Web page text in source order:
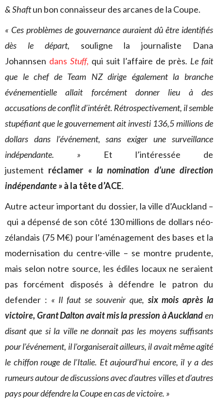
& Shaftun bon connaisseur des arcanes de la Coupe.
« Ces problèmes de gouvernance auraient dû être identifiés
dès le départ, souligne la journaliste Dana
Johannsen dans Stuff, qui suit l’affaire de près. Le fait
que le chef de Team NZ dirige également la branche
événementielle allait forcément donner lieu à des
accusations de conflit d’intérêt. Rétrospectivement, il semble
stupéfiant que le gouvernement ait investi 136,5 millions de
dollars dans l’événement, sans exiger une surveillance
indépendante. » Et l’intéressée de
justement réclamer « la nomination d’une direction
indépendante »à la tête d’ACE.
Autre acteur important du dossier, la ville d’Auckland –
qui a dépensé de son côté 130 millions de dollars néo-
zélandais (75 M€) pour l’aménagement des bases et la
modernisation du centre-ville – se montre prudente,
mais selon notre source, les édiles locaux ne seraient
pas forcément disposés à défendre le patron du
defender : « Il faut se souvenir que, six mois après la
victoire, Grant Dalton avait mis la pression à Aucklanden
disant que si la ville ne donnait pas les moyens suffisants
pour l’événement, il l’organiserait ailleurs, il avait même agité
le chiffon rouge de l’Italie. Et aujourd’hui encore, il y a des
rumeurs autour de discussions avec d’autres villes et d’autres
pays pour défendre la Coupe en cas de victoire. »